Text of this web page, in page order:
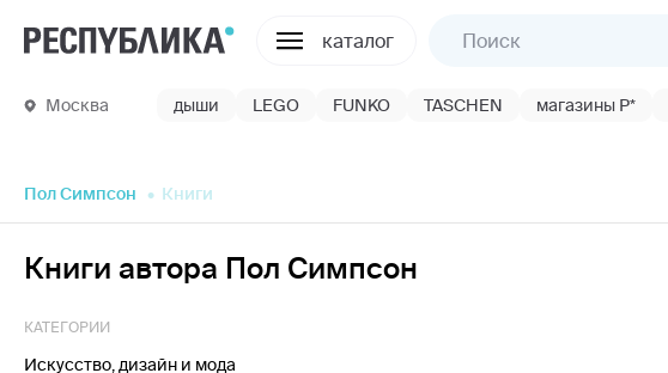
каталог
Москва дыши LEGO FUNKO TASCHEN магазины Р*
Пол Симпсон Книги
Книги автора Пол Симпсон
КАТЕГОРИИ
Искусство, дизайн и мода